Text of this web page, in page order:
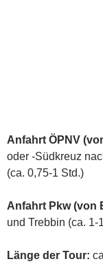
Anfahrt ÖPNV
oder -Südkreuz
(ca. 0,75-1 Std.)
Anfahrt Pkw (von
und Trebbin (ca. 1-
Länge der Tour: